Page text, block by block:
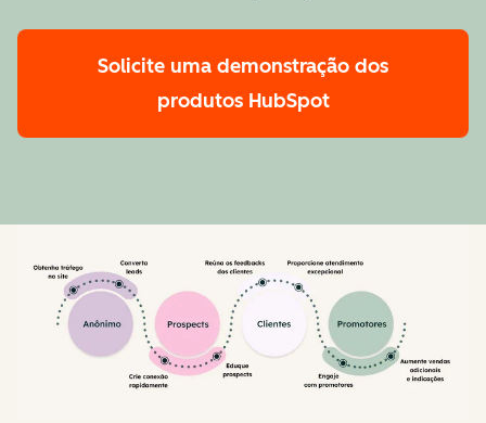
Solicite uma demonstração dos
produtos HubSpot